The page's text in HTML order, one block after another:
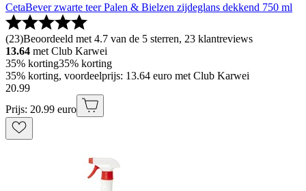
CetaBever zwarte teer Palen & Bielzen zijdeglans dekkend 750 ml
(23)Beoordeeld met 4.7 van de 5 sterren, 23 klantreviews
13.64 met Club Karwei
35% korting35% korting
35% korting, voordeelprijs: 13.64 euro met Club Karwei
20.99
Prijs: 20.99 euro